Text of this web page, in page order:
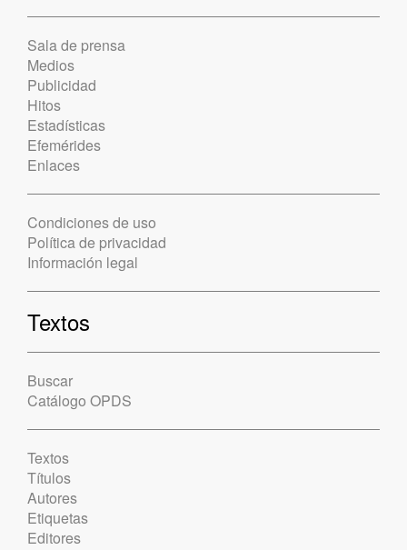
Sala de prensa
Medios
Publicidad
Hitos
Estadísticas
Efemérides
Enlaces
Condiciones de uso
Política de privacidad
Información legal
Textos
Buscar
Catálogo OPDS
Textos
Títulos
Autores
Etiquetas
Editores